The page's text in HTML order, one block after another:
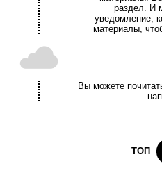
раздел. И
уведомление,
материалы,
Вы можете
ТОП